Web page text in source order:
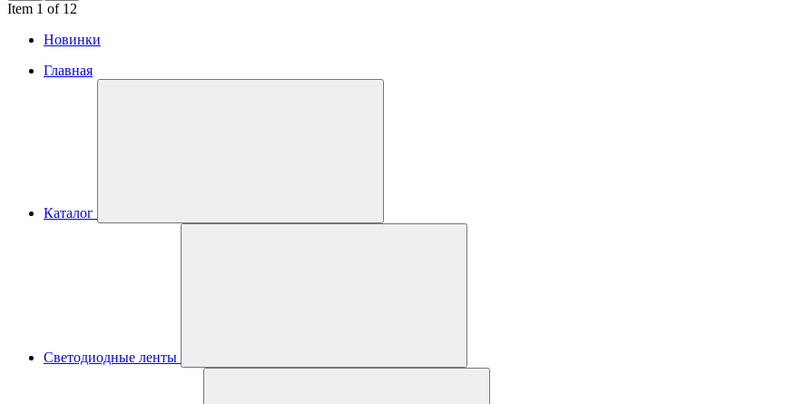
Item 1 of 12
Новинки
Главная
Каталог
Светодиодные ленты